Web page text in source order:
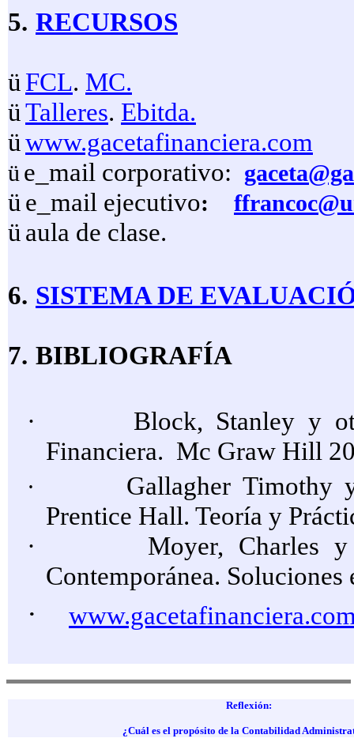
5. RECURSOS
ü FCL. MC.
ü Talleres. Ebitda.
ü www.gacetafinanciera.com
üe_mail corporativo:
ü e_mail ejecutivo:
ü aula de clase.
6. SISTEMA DE E
7. BIBLIOGRAFÍA
·
Block, Stanley y
Financiera. Mc Graw Hill
·
Gallagher Timothy
Prentice Hall. Teoría y
·
Moyer, Charles
Contemporánea. Soluciones
·
Reflexión:
¿Cuál es el propósito de la Contabilidad